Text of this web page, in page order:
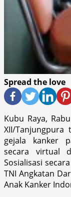
Spread the love
Kubu Raya,
XII/Tanjungpura
gejala kanker
secara virtual
Sosialisasi
TNI Angkatan
Anak Kanker